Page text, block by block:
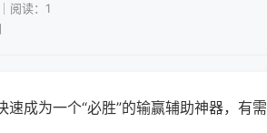
阅读：1
成为一个“必胜”的输赢辅助神器，有需